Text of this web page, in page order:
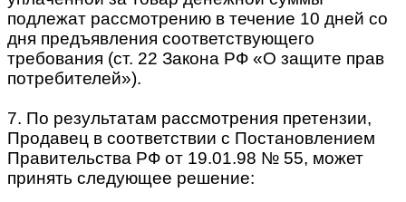
подлежат рассмотрению в течение 10 дней со
дня предъявления соответствующего
требования (ст. 22 Закона РФ «О защите прав
потребителей»).
7. По результатам рассмотрения претензии,
Продавец в соответствии с Постановлением
Правительства РФ от 19.01.98 № 55, может
принять следующее решение: